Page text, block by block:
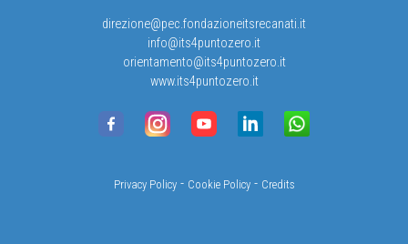
direzione@pec.fondazioneitsrecanati.it
info@its4puntozero.it
orientamento@its4puntozero.it
www.its4puntozero.it
Privacy Policy- Cookie Policy- Credits